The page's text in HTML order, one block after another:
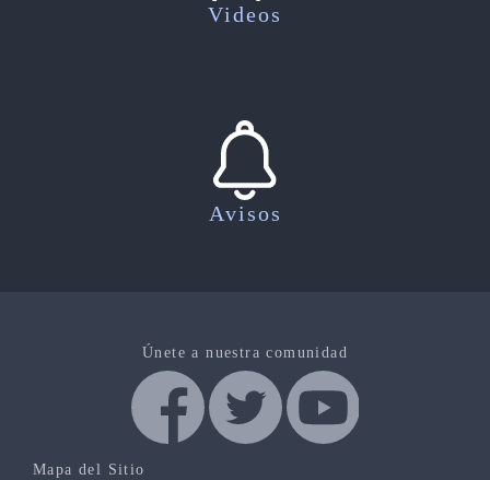
Videos
Avisos
Únete a nuestra comunidad
Mapa del Sitio